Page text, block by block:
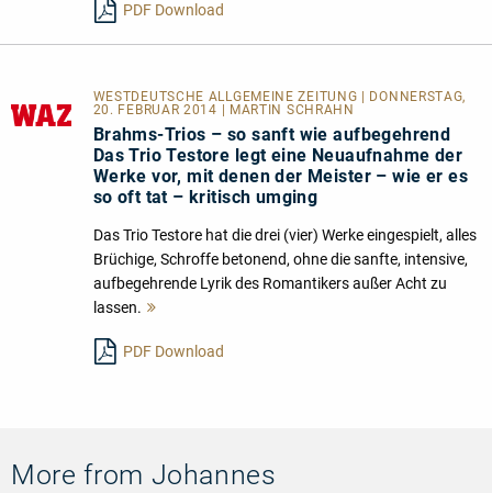
PDF Download
WESTDEUTSCHE ALLGEMEINE ZEITUNG | DONNERSTAG,
20. FEBRUAR 2014 | MARTIN SCHRAHN
Brahms-Trios – so sanft wie aufbegehrend
Das Trio Testore legt eine Neuaufnahme der
Werke vor, mit denen der Meister – wie er es
so oft tat – kritisch umging
Das Trio Testore hat die drei (vier) Werke eingespielt, alles
Brüchige, Schroffe betonend, ohne die sanfte, intensive,
aufbegehrende Lyrik des Romantikers außer Acht zu
lassen.
PDF Download
More from Johannes